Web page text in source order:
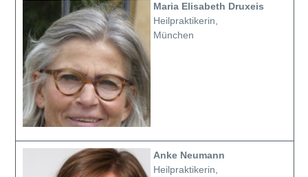
Maria Elisabeth Druxeis
Heilpraktikerin,
München
Anke Neumann
Heilpraktikerin,